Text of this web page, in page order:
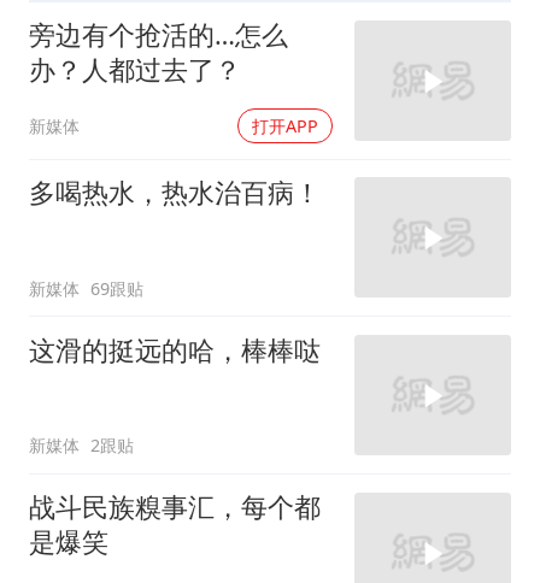
旁边有个抢活的…怎么
办？人都过去了？
新媒体 打开APP
多喝热水，热水治百病！
新媒体 69跟贴
这滑的挺远的哈，棒棒哒
新媒体 2跟贴
战斗民族糗事汇，每个都
是爆笑